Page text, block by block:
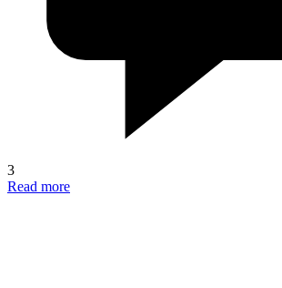
3
Read more